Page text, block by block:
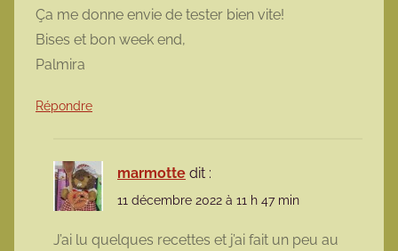
Ça me donne envie de tester bien vite!
Bises et bon week end,
Palmira
Répondre
marmotte dit :
11 décembre 2022 à 11 h 47 min
J’ai lu quelques recettes et j’ai fait un peu au